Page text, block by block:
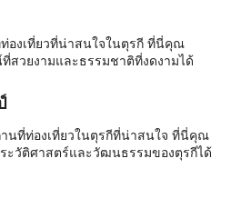
องเที่ยวที่น่าสนใจในตุรกี ที่นี่คุณ
สวยงามและธรรมชาติที่งดงามได้
นที่ท่องเที่ยวในตุรกีที่น่าสนใจ ที่นี่คุณ
ระวัติศาสตร์และวัฒนธรรมของตุรกีได้